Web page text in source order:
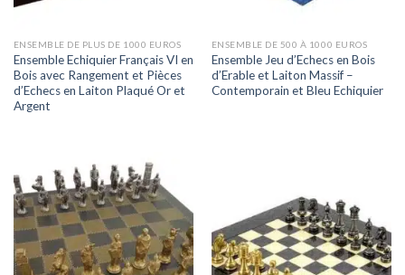
ENSEMBLE DE PLUS DE 1000 EUROS
Ensemble Echiquier Français VI en
Bois avec Rangement et Pièces
d’Echecs en Laiton Plaqué Or et
Argent
ENSEMBLE DE 500 À 1000 EUROS
Ensemble Jeu d’Echecs en Bois
d’Erable et Laiton Massif –
Contemporain et Bleu Echiquier